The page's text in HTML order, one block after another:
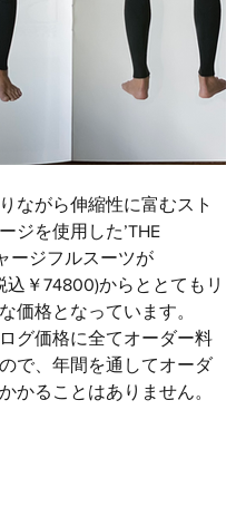
ながら伸縮性に富むスト
ジを使用した’THE
ージフルスーツが
込￥74800)からととてもリ
価格となっています。
グ価格に全てオーダー料
で、年間を通してオーダ
かることはありません。